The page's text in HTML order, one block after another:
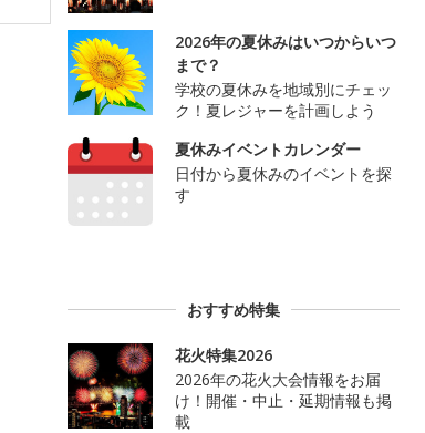
2026年の夏休みはいつからいつ
まで？
学校の夏休みを地域別にチェッ
ク！夏レジャーを計画しよう
夏休みイベントカレンダー
日付から夏休みのイベントを探
す
おすすめ特集
花火特集2026
2026年の花火大会情報をお届
け！開催・中止・延期情報も掲
載